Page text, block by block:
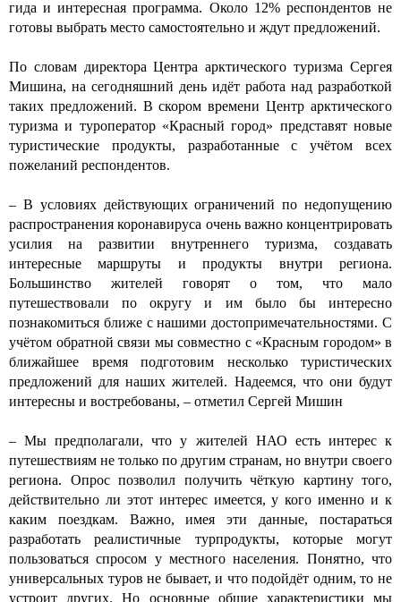
гида и интересная программа. Около 12% респондентов не
готовы выбрать место самостоятельно и ждут предложений.
По словам директора Центра арктического туризма Сергея
Мишина, на сегодняшний день идёт работа над разработкой
таких предложений. В скором времени Центр арктического
туризма и туроператор «Красный город» представят новые
туристические продукты, разработанные с учётом всех
пожеланий респондентов.
– В условиях действующих ограничений по недопущению
распространения коронавируса очень важно концентрировать
усилия на развитии внутреннего туризма, создавать
интересные маршруты и продукты внутри региона.
Большинство жителей говорят о том, что мало
путешествовали по округу и им было бы интересно
познакомиться ближе с нашими достопримечательностями. С
учётом обратной связи мы совместно с «Красным городом» в
ближайшее время подготовим несколько туристических
предложений для наших жителей. Надеемся, что они будут
интересны и востребованы, – отметил Сергей Мишин
– Мы предполагали, что у жителей НАО есть интерес к
путешествиям не только по другим странам, но внутри своего
региона. Опрос позволил получить чёткую картину того,
действительно ли этот интерес имеется, у кого именно и к
каким поездкам. Важно, имея эти данные, постараться
разработать реалистичные турпродукты, которые могут
пользоваться спросом у местного населения. Понятно, что
универсальных туров не бывает, и что подойдёт одним, то не
устроит других. Но основные общие характеристики мы